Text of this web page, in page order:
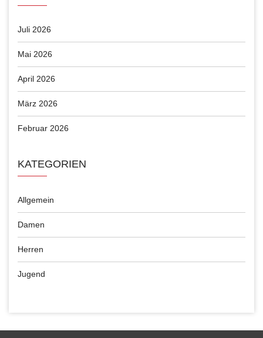
Juli 2026
Mai 2026
April 2026
März 2026
Februar 2026
KATEGORIEN
Allgemein
Damen
Herren
Jugend